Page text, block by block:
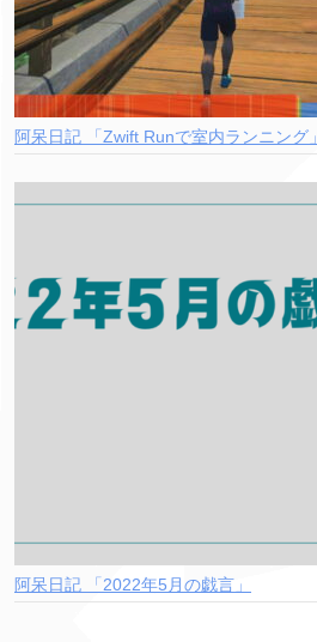
阿呆日記 「Zwift Runで室内ランニング」
阿呆日記 「2022年5月の戯言」